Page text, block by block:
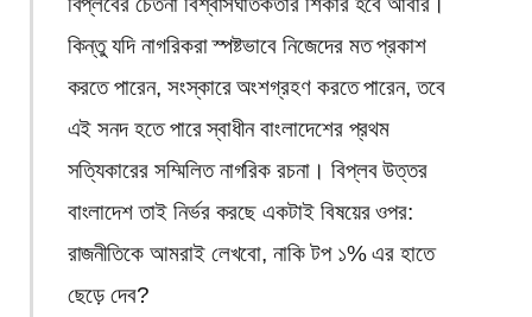
কিন্তু যদি নাগরিকরা স্পষ্টভাবে নিজেদের মত প্রকাশ
করতে পারেন, সংস্কারে অংশগ্রহণ করতে পারেন, তবে
এই সনদ হতে পারে স্বাধীন বাংলাদেশের প্রথম
সত্যিকারের সম্মিলিত নাগরিক রচনা। বিপ্লব উত্তর
বাংলাদেশ তাই নির্ভর করছে একটাই বিষয়ের ওপর:
রাজনীতিকে আমরাই লেখবো, নাকি টপ ১% এর হাতে
ছেড়ে দেব?